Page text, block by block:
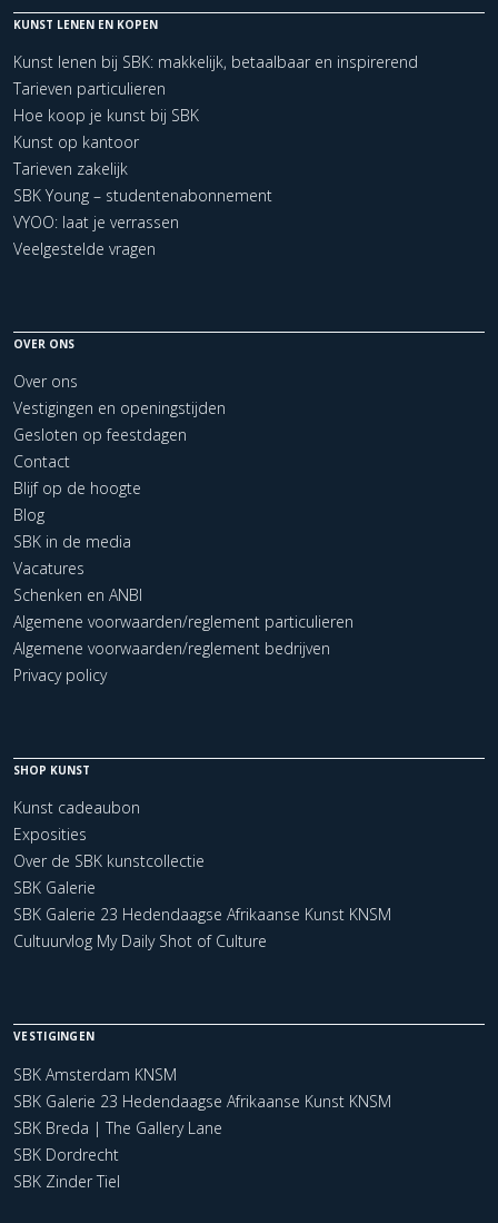
KUNST LENEN EN KOPEN
Kunst lenen bij SBK: makkelijk, betaalbaar en inspirerend
Tarieven particulieren
Hoe koop je kunst bij SBK
Kunst op kantoor
Tarieven zakelijk
SBK Young – studentenabonnement
VYOO: laat je verrassen
Veelgestelde vragen
OVER ONS
Over ons
Vestigingen en openingstijden
Gesloten op feestdagen
Contact
Blijf op de hoogte
Blog
SBK in de media
Vacatures
Schenken en ANBI
Algemene voorwaarden/reglement particulieren
Algemene voorwaarden/reglement bedrijven
Privacy policy
SHOP KUNST
Kunst cadeaubon
Exposities
Over de SBK kunstcollectie
SBK Galerie
SBK Galerie 23 Hedendaagse Afrikaanse Kunst KNSM
Cultuurvlog My Daily Shot of Culture
VESTIGINGEN
SBK Amsterdam KNSM
SBK Galerie 23 Hedendaagse Afrikaanse Kunst KNSM
SBK Breda | The Gallery Lane
SBK Dordrecht
SBK Zinder Tiel